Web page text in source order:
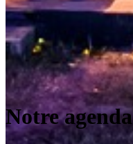
Notre agenda